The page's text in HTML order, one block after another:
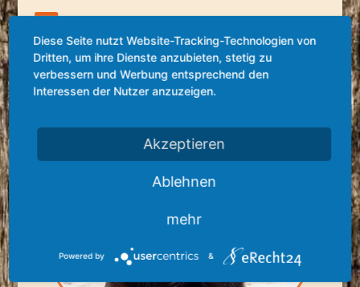
Diese Seite nutzt Website-Tracking-Technologien von
Dritten, um ihre Dienste anzubieten, stetig zu
verbessern und Werbung entsprechend den
Interessen der Nutzer anzuzeigen.
Akzeptieren
Ablehnen
mehr
Powered by &